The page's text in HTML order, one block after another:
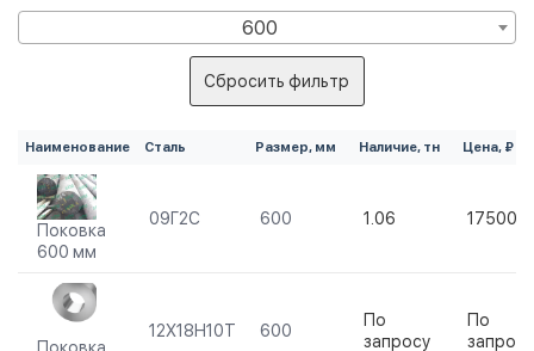
600
Сбросить фильтр
Наименование Сталь Размер, мм Наличие, тн Цена, ₽
Поковка
600 мм
09Г2С 600 1.06 175000
12Х18Н10Т 600
По
запросу
По
запросу